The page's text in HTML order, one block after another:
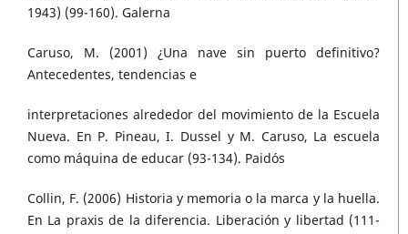
1943) (99-160). Galerna
Caruso, M. (2001) ¿Una nave sin puerto definitivo?
Antecedentes, tendencias e
interpretaciones alrededor del movimiento de la Escuela
Nueva. En P. Pineau, I. Dussel y M. Caruso, La escuela
como máquina de educar (93-134). Paidós
Collin, F. (2006) Historia y memoria o la marca y la huella.
En La praxis de la diferencia. Liberación y libertad (111-